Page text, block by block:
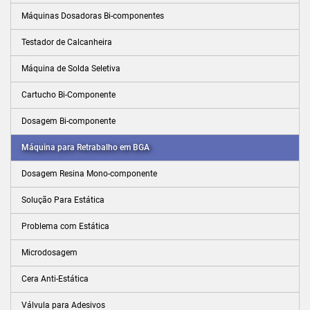
Máquinas Dosadoras Bi-componentes
Testador de Calcanheira
Máquina de Solda Seletiva
Cartucho Bi-Componente
Dosagem Bi-componente
Máquina para Retrabalho em BGA
Dosagem Resina Mono-componente
Solução Para Estática
Problema com Estática
Microdosagem
Cera Anti-Estática
Válvula para Adesivos